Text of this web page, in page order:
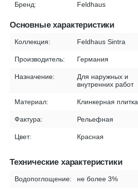
Бренд: Feldhaus
Основные характеристики
Коллекция: Feldhaus Sintra
Производитель: Германия
Назначение:
Для наружных и
внутренних работ
Материал: Клинкерная плитка
Фактура: Рельефная
Цвет: Красная
Технические характеристики
Водопоглощение: не более 3%